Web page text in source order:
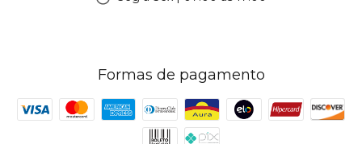
Formas de pagamento